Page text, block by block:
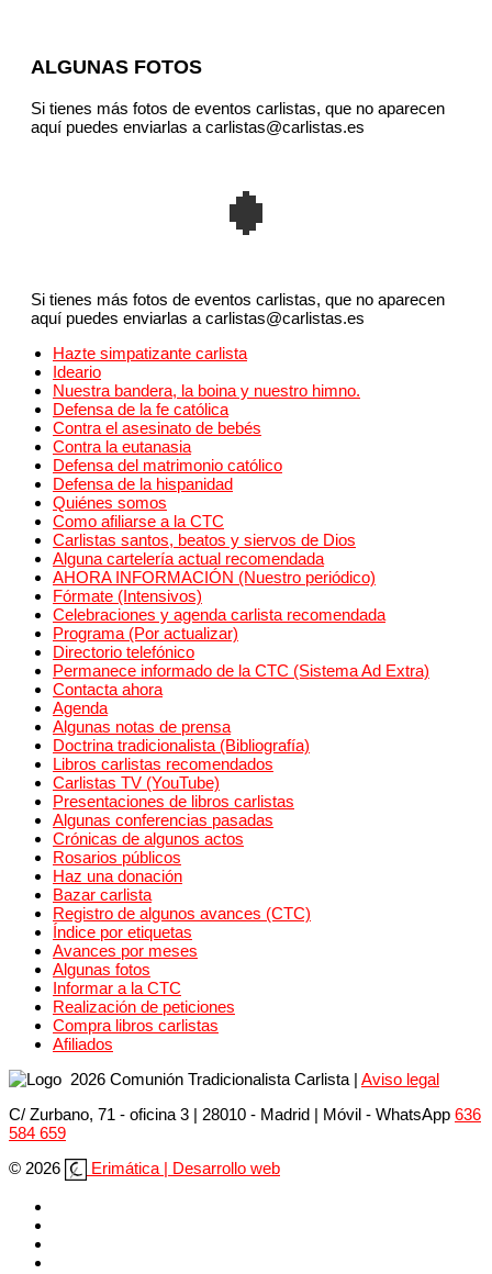
ALGUNAS FOTOS
Si tienes más fotos de eventos carlistas, que no aparecen
aquí puedes enviarlas a carlistas@carlistas.es
Si tienes más fotos de eventos carlistas, que no aparecen
aquí puedes enviarlas a carlistas@carlistas.es
Hazte simpatizante carlista
Ideario
Nuestra bandera, la boina y nuestro himno.
Defensa de la fe católica
Contra el asesinato de bebés
Contra la eutanasia
Defensa del matrimonio católico
Defensa de la hispanidad
Quiénes somos
Como afiliarse a la CTC
Carlistas santos, beatos y siervos de Dios
Alguna cartelería actual recomendada
AHORA INFORMACIÓN (Nuestro periódico)
Fórmate (Intensivos)
Celebraciones y agenda carlista recomendada
Programa (Por actualizar)
Directorio telefónico
Permanece informado de la CTC (Sistema Ad Extra)
Contacta ahora
Agenda
Algunas notas de prensa
Doctrina tradicionalista (Bibliografía)
Libros carlistas recomendados
Carlistas TV (YouTube)
Presentaciones de libros carlistas
Algunas conferencias pasadas
Crónicas de algunos actos
Rosarios públicos
Haz una donación
Bazar carlista
Registro de algunos avances (CTC)
Índice por etiquetas
Avances por meses
Algunas fotos
Informar a la CTC
Realización de peticiones
Compra libros carlistas
Afiliados
2026 Comunión Tradicionalista Carlista | Aviso legal
C/ Zurbano, 71 - oficina 3 | 28010 - Madrid | Móvil - WhatsApp 636
584 659
© 2026
Erimática | Desarrollo web